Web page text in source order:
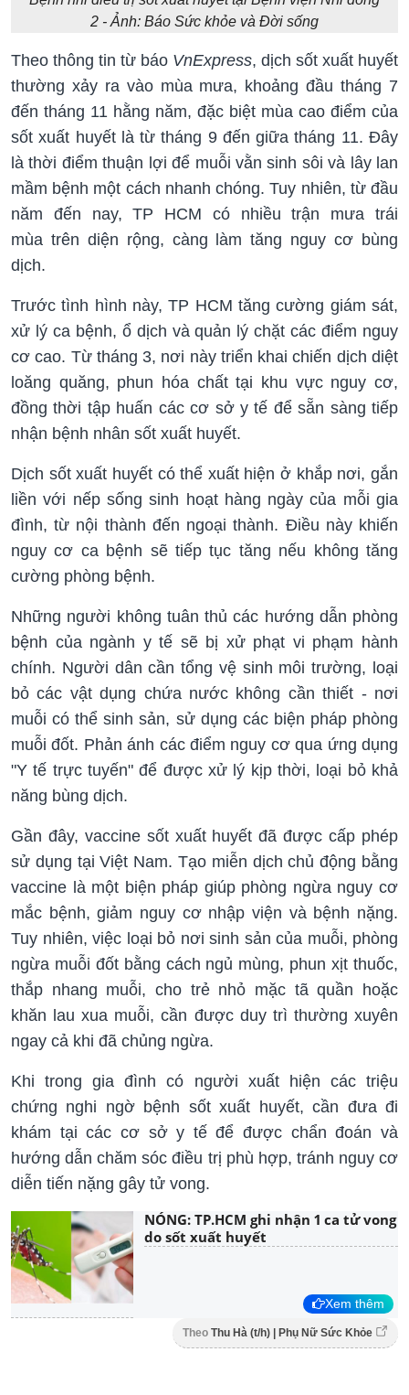
2 - Ảnh: Báo Sức khỏe và Đời sống
Theo thông tin từ báo VnExpress, dịch sốt xuất huyết
thường xảy ra vào mùa mưa, khoảng đầu tháng 7
đến tháng 11 hằng năm, đặc biệt mùa cao điểm của
sốt xuất huyết là từ tháng 9 đến giữa tháng 11. Đây
là thời điểm thuận lợi để muỗi vằn sinh sôi và lây lan
mầm bệnh một cách nhanh chóng. Tuy nhiên, từ đầu
năm đến nay, TP HCM có nhiều trận mưa trái
mùa trên diện rộng, càng làm tăng nguy cơ bùng
dịch.
Trước tình hình này, TP HCM tăng cường giám sát,
xử lý ca bệnh, ổ dịch và quản lý chặt các điểm nguy
cơ cao. Từ tháng 3, nơi này triển khai chiến dịch diệt
loăng quăng, phun hóa chất tại khu vực nguy cơ,
đồng thời tập huấn các cơ sở y tế để sẵn sàng tiếp
nhận bệnh nhân sốt xuất huyết.
Dịch sốt xuất huyết có thể xuất hiện ở khắp nơi, gắn
liền với nếp sống sinh hoạt hàng ngày của mỗi gia
đình, từ nội thành đến ngoại thành. Điều này khiến
nguy cơ ca bệnh sẽ tiếp tục tăng nếu không tăng
cường phòng bệnh.
Những người không tuân thủ các hướng dẫn phòng
bệnh của ngành y tế sẽ bị xử phạt vi phạm hành
chính. Người dân cần tổng vệ sinh môi trường, loại
bỏ các vật dụng chứa nước không cần thiết - nơi
muỗi có thể sinh sản, sử dụng các biện pháp phòng
muỗi đốt. Phản ánh các điểm nguy cơ qua ứng dụng
"Y tế trực tuyến" để được xử lý kịp thời, loại bỏ khả
năng bùng dịch.
Gần đây, vaccine sốt xuất huyết đã được cấp phép
sử dụng tại Việt Nam. Tạo miễn dịch chủ động bằng
vaccine là một biện pháp giúp phòng ngừa nguy cơ
mắc bệnh, giảm nguy cơ nhập viện và bệnh nặng.
Tuy nhiên, việc loại bỏ nơi sinh sản của muỗi, phòng
ngừa muỗi đốt bằng cách ngủ mùng, phun xịt thuốc,
thắp nhang muỗi, cho trẻ nhỏ mặc tã quần hoặc
khăn lau xua muỗi, cần được duy trì thường xuyên
ngay cả khi đã chủng ngừa.
Khi trong gia đình có người xuất hiện các triệu
chứng nghi ngờ bệnh sốt xuất huyết, cần đưa đi
khám tại các cơ sở y tế để được chẩn đoán và
hướng dẫn chăm sóc điều trị phù hợp, tránh nguy cơ
diễn tiến nặng gây tử vong.
NÓNG: TP.HCM ghi nhận 1 ca tử vong
do sốt xuất huyết
Xem thêm
Theo Thu Hà (t/h) | Phụ Nữ Sức Khỏe